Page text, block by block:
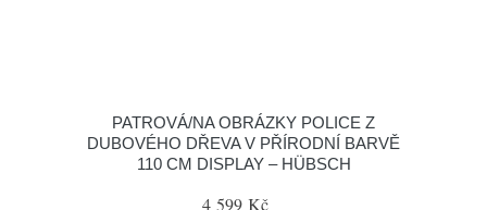
PATROVÁ/NA OBRÁZKY POLICE Z
DUBOVÉHO DŘEVA V PŘÍRODNÍ BARVĚ
110 CM DISPLAY – HÜBSCH
4 599 Kč